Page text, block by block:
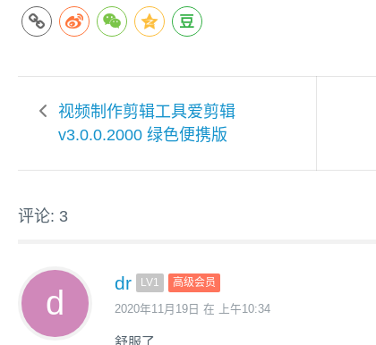
视频制作剪辑工具爱剪辑
v3.0.0.2000 绿色便携版
评论: 3
dr LV1 高级会员
2020年11月19日 在 上午10:34
舒服了